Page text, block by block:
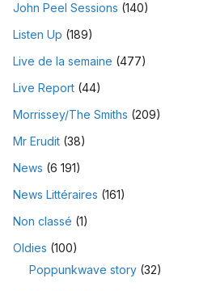
John Peel Sessions (140)
Listen Up (189)
Live de la semaine (477)
Live Report (44)
Morrissey/The Smiths (209)
Mr Erudit (38)
News (6 191)
News Littéraires (161)
Non classé (1)
Oldies (100)
Poppunkwave story (32)